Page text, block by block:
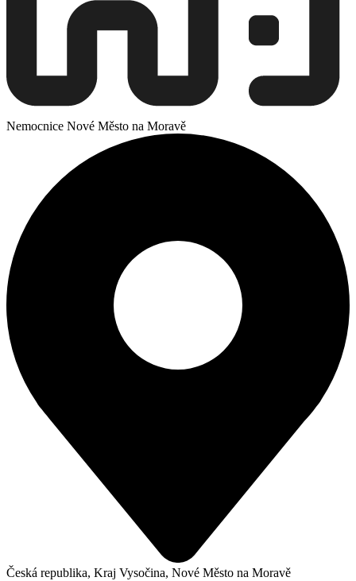
Nemocnice Nové Město na Moravě
Česká republika, Kraj Vysočina, Nové Město na Moravě